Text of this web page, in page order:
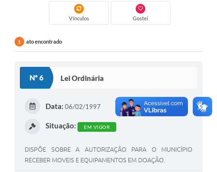
Vínculos Gostei
1 ato encontrado
Nº 6 Lei Ordinária
Data: 06/02/1997
Situação: EM VIGOR
DISPÕE SOBRE A AUTORIZAÇÃO PARA O MUNICÍPIO
RECEBER MOVEIS E EQUIPAMENTOS EM DOAÇÃO.